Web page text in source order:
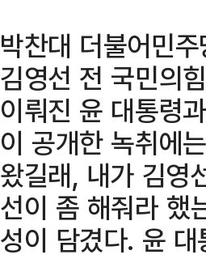
박찬대 더불어민
김영선 전 국민의
이뤄진 윤 대통령
이 공개한 녹취에
왔길래, 내가 김영
선이 좀 해줘라 했
성이 담겼다. 윤